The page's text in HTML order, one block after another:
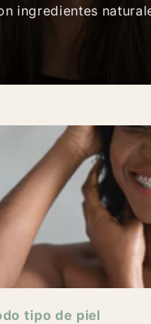
ingredientes
tipo de piel